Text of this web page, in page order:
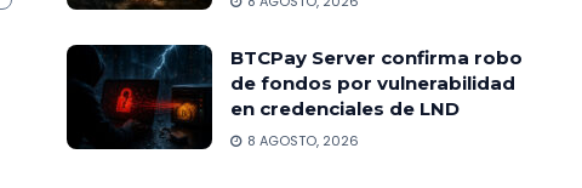
BTCPay Server confirma robo
de fondos por vulnerabilidad
en credenciales de LND
8 AGOSTO, 2026